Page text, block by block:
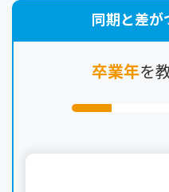
同期と差が
卒業年を